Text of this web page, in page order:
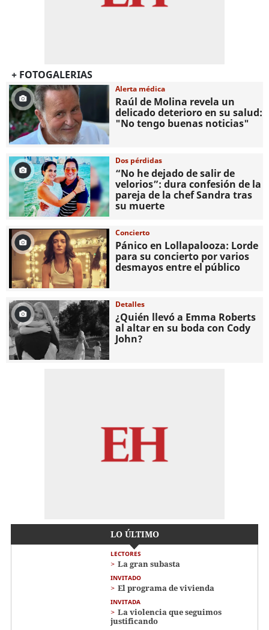
+ FOTOGALERIAS
Alerta médica
Raúl de Molina revela un
delicado deterioro en su salud:
"No tengo buenas noticias"
Dos pérdidas
“No he dejado de salir de
velorios”: dura confesión de la
pareja de la chef Sandra tras
su muerte
Concierto
Pánico en Lollapalooza: Lorde
para su concierto por varios
desmayos entre el público
Detalles
¿Quién llevó a Emma Roberts
al altar en su boda con Cody
John?
LO ÚLTIMO
LECTORES
La gran subasta
INVITADO
El programa de vivienda
INVITADA
La violencia que seguimos
justificando